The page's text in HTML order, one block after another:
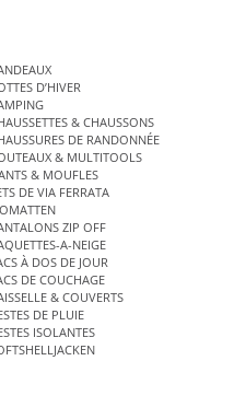
D’HIVER
& CHAUSSONS
DE RANDONNÉE
& MULTITOOLS
& MOUFLES
DE VIA FERRATA
ZIP OFF
A-NEIGE
À DOS DE JOUR
DE COUCHAGE
& COUVERTS
DE PLUIE
ISOLANTES